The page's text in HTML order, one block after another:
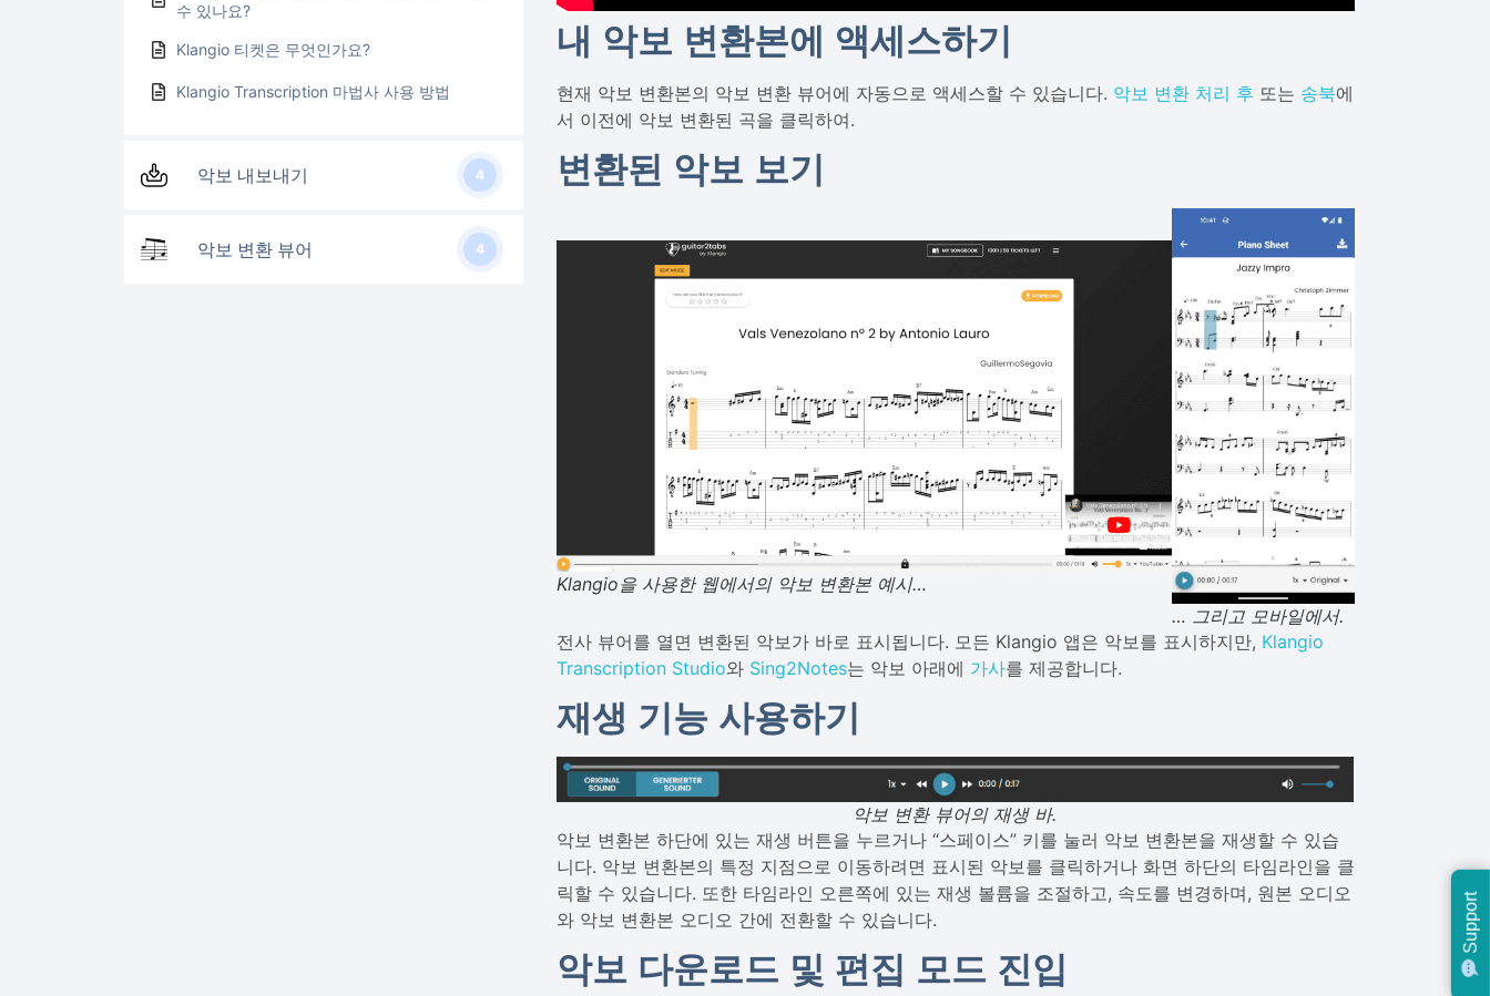
수 있나요?
Klangio 티켓은 무엇인가요?
Klangio Transcription 마법사 사용 방법
악보 내보내기 4
악보 변환 뷰어 4
내 악보 변환본에 액세스하기
현재 악보 변환본의 악보 변환 뷰어에 자동으로 액세스할 수 있습니다. 악보 변환 처리 후 또는 송북에
서 이전에 악보 변환된 곡을 클릭하여.
변환된 악보 보기
Klangio을 사용한 웹에서의 악보 변환본 예시…
… 그리고 모바일에서.
전사 뷰어를 열면 변환된 악보가 바로 표시됩니다. 모든 Klangio 앱은 악보를 표시하지만, Klangio
Transcription Studio와 Sing2Notes는 악보 아래에 가사를 제공합니다.
재생 기능 사용하기
악보 변환 뷰어의 재생 바.
악보 변환본 하단에 있는 재생 버튼을 누르거나 “스페이스” 키를 눌러 악보 변환본을 재생할 수 있습
니다. 악보 변환본의 특정 지점으로 이동하려면 표시된 악보를 클릭하거나 화면 하단의 타임라인을 클
릭할 수 있습니다. 또한 타임라인 오른쪽에 있는 재생 볼륨을 조절하고, 속도를 변경하며, 원본 오디오
와 악보 변환본 오디오 간에 전환할 수 있습니다.
악보 다운로드 및 편집 모드 진입
Support